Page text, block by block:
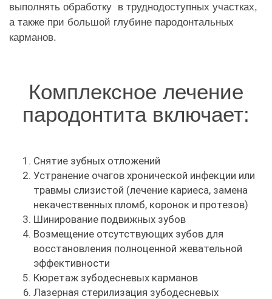
выполнять обработку в труднодоступных участках,
а также при большой глубине пародонтальных
карманов.
Комплексное лечение
пародонтита включает:
Снятие зубных отложений
Устранение очагов хронической инфекции или
травмы слизистой (лечение кариеса, замена
некачественных пломб, коронок и протезов)
Шинирование подвижных зубов
Возмещение отсутствующих зубов для
восстановления полноценной жевательной
эффективности
Кюретаж зубодесневых карманов
Лазерная стерилизация зубодесневых